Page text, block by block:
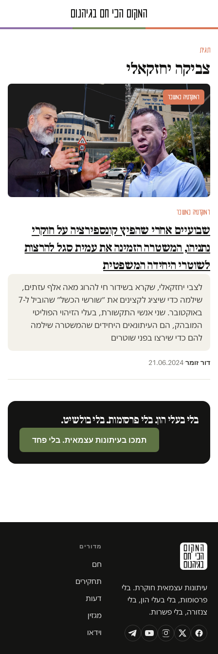
תגית
צביקה יחזקאלי
דמוקרטיה במשבר
דמוקרטיה במשבר
שבועיים אחרי שהפיץ קונספירציה על חוקרי
נתניהו, המשטרה הזמינה את עמית סגל להרצות
לשוטרי היחידה המשפטית
לצבי יחזקאלי, שקרא בשידור חי להרוג מאה אלף עזתים,
שילמה כדי שיציג לקצינים את ״שורשי הכשל״ שהוביל ל-7
באוקטובר. שני אנשי התקשורת, בעלי הזיהוי הפוליטי
המובהק, הם העיתונאים היחידים שהמשטרה שילמה
להם כדי שירצו בפני שוטרים
דור זומר·
21.06.2024
בלי בעלי הון. בלי פרסומות. בלי בולשיט.
תמכו בעיתונות עצמאית. בלי פחד
עיתונות עצמאית חוקרת. בלי
פרסומות, בלי בעלי הון, בלי
צנזורה, בלי פשרות.
מדורים
חם
תחקירים
דעות
מגזין
וידאו